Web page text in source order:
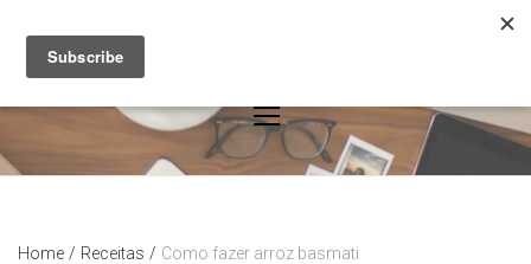
content
Home / Receitas / Como fazer arroz basmati